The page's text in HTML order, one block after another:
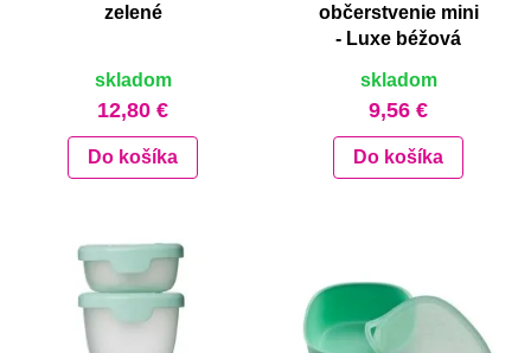
zelené
skladom
12,80 €
Do košíka
občerstvenie mini
- Luxe béžová
skladom
9,56 €
Do košíka